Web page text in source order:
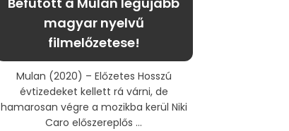
magyar nyelvű
filmelőzetese!
Mulan (2020) – Előzetes Hosszú
évtizedeket kellett rá várni, de
hamarosan végre a mozikba kerül Niki
Caro előszereplős ...